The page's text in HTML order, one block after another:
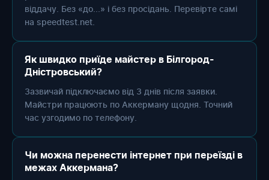
віддачу. Без «до...» і без просідань. Перевірте самі
на speedtest.net.
Як швидко приїде майстер в Білгород-
Дністровський?
Зазвичай підключаємо від 3 днів після заявки.
Майстри працюють по Аккерману щодня. Точний
час узгодимо по телефону.
Чи можна перенести інтернет при переїзді в
межах Аккермана?